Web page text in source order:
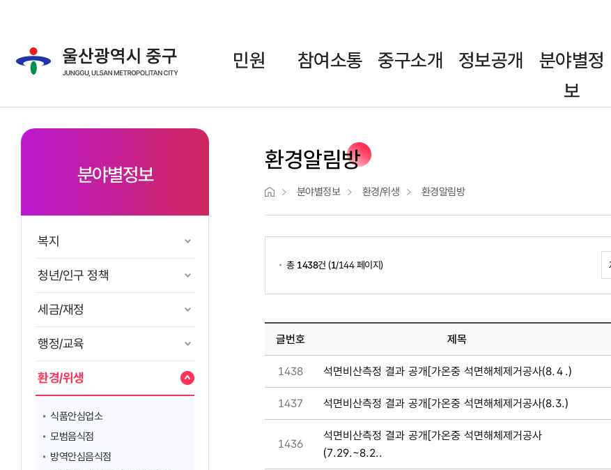
민원 참여소통 중구소개 정보공개
분야별정
보
분야별정보
복지
청년/인구 정책
세금/재정
행정/교육
환경/위생
식품안심업소
모범음식점
방역안심음식점
환경알림방
분야별정보 환경/위생 환경알림방
총 1438건 (1/144 페이지)
글번호 제목
1438 석면비산측정 결과 공개[가온중 석면해체제거공사(8.４.)
1437 석면비산측정 결과 공개[가온중 석면해체제거공사(8.3.)
1436
석면비산측정 결과 공개[가온중 석면해체제거공사
(7.29.~8.2..